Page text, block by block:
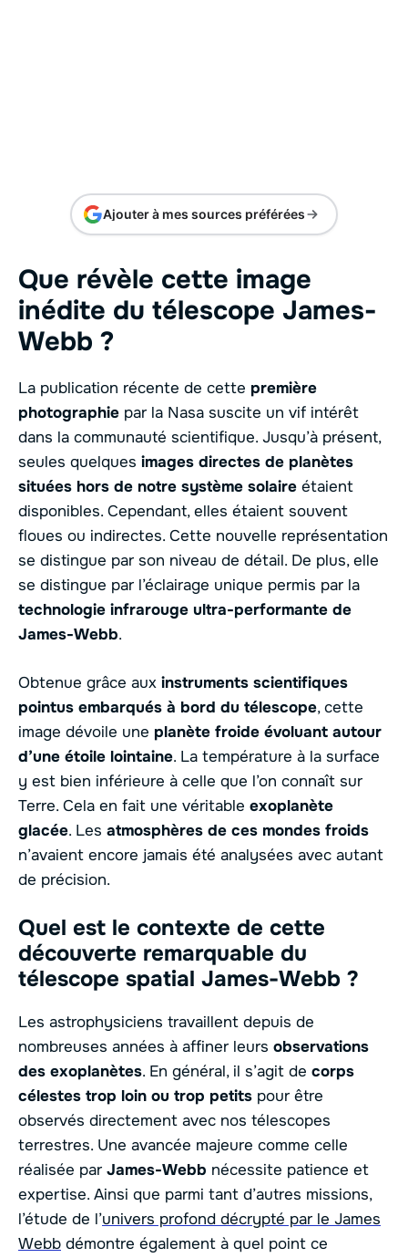
Ajouter à mes sources préférées
Que révèle cette image
inédite du télescope James-
Webb ?
La publication récente de cette première
photographie par la Nasa suscite un vif intérêt
dans la communauté scientifique. Jusqu’à présent,
seules quelques images directes de planètes
situées hors de notre système solaire étaient
disponibles. Cependant, elles étaient souvent
floues ou indirectes. Cette nouvelle représentation
se distingue par son niveau de détail. De plus, elle
se distingue par l’éclairage unique permis par la
technologie infrarouge ultra-performante de
James-Webb.
Obtenue grâce aux instruments scientifiques
pointus embarqués à bord du télescope, cette
image dévoile une planète froide évoluant autour
d’une étoile lointaine. La température à la surface
y est bien inférieure à celle que l’on connaît sur
Terre. Cela en fait une véritable exoplanète
glacée. Les atmosphères de ces mondes froids
n’avaient encore jamais été analysées avec autant
de précision.
Quel est le contexte de cette
découverte remarquable du
télescope spatial James-Webb ?
Les astrophysiciens travaillent depuis de
nombreuses années à affiner leurs observations
des exoplanètes. En général, il s’agit de corps
célestes trop loin ou trop petits pour être
observés directement avec nos télescopes
terrestres. Une avancée majeure comme celle
réalisée par James-Webb nécessite patience et
expertise. Ainsi que parmi tant d’autres missions,
l’étude de l’univers profond décrypté par le James
Webb démontre également à quel point ce